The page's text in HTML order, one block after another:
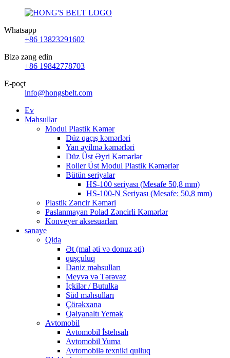
Whatsapp
+86 13823291602
Bizə zəng edin
+86 19842778703
E-poçt
info@hongsbelt.com
Ev
Məhsullar
Modul Plastik Kəmər
Düz qaçış kəmərləri
Yan əyilmə kəmərləri
Düz Üst Əyri Kəmərlər
Roller Üst Modul Plastik Kəmərlər
Bütün seriyalar
HS-100 seriyası (Mesafe 50,8 mm)
HS-100-N Seriyası (Mesafe: 50,8 mm)
Plastik Zəncir Kəməri
Paslanmayan Polad Zəncirli Kəmərlər
Konveyer aksesuarları
sənaye
Qida
Ət (mal əti və donuz əti)
quşçuluq
Dəniz məhsulları
Meyvə və Tərəvəz
İçkilər / Butulka
Süd məhsulları
Çörəkxana
Qəlyanaltı Yemək
Avtomobil
Avtomobil İstehsalı
Avtomobil Yuma
Avtomobilə texniki qulluq